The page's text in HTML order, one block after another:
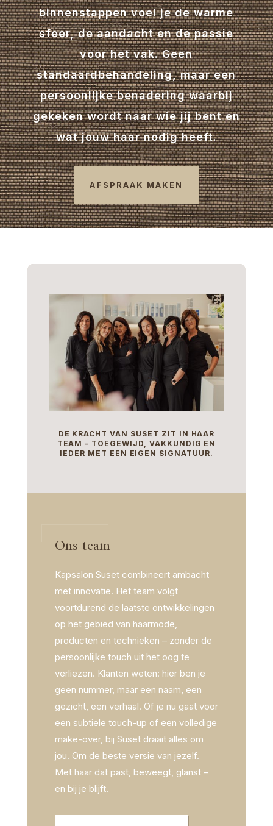
binnenstappen voel je de warme
sfeer, de aandacht en de passie
voor het vak. Geen
standaardbehandeling, maar een
persoonlijke benadering waarbij
gekeken wordt naar wie jij bent en
wat jouw haar nodig heeft.
AFSPRAAK MAKEN
DE KRACHT VAN SUSET ZIT IN HAAR
TEAM – TOEGEWIJD, VAKKUNDIG EN
IEDER MET EEN EIGEN SIGNATUUR.
Ons team
Kapsalon Suset combineert ambacht
met innovatie. Het team volgt
voortdurend de laatste ontwikkelingen
op het gebied van haarmode,
producten en technieken – zonder de
persoonlijke touch uit het oog te
verliezen. Klanten weten: hier ben je
geen nummer, maar een naam, een
gezicht, een verhaal. Of je nu gaat voor
een subtiele touch-up of een volledige
make-over, bij Suset draait alles om
jou. Om de beste versie van jezelf.
Met haar dat past, beweegt, glanst –
en bij je blijft.